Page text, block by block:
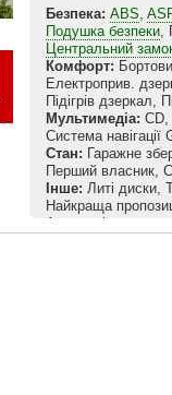
Безпека: ABS,
Подушка безпеки,
Центральний
Комфорт:
Електроприв.
Підігрів дзеркал,
Мультимедіа: CD,
Система навігації
Стан: Гаражне
Перший власник,
Інше: Литі диски,
Найкраща
Автомобіль